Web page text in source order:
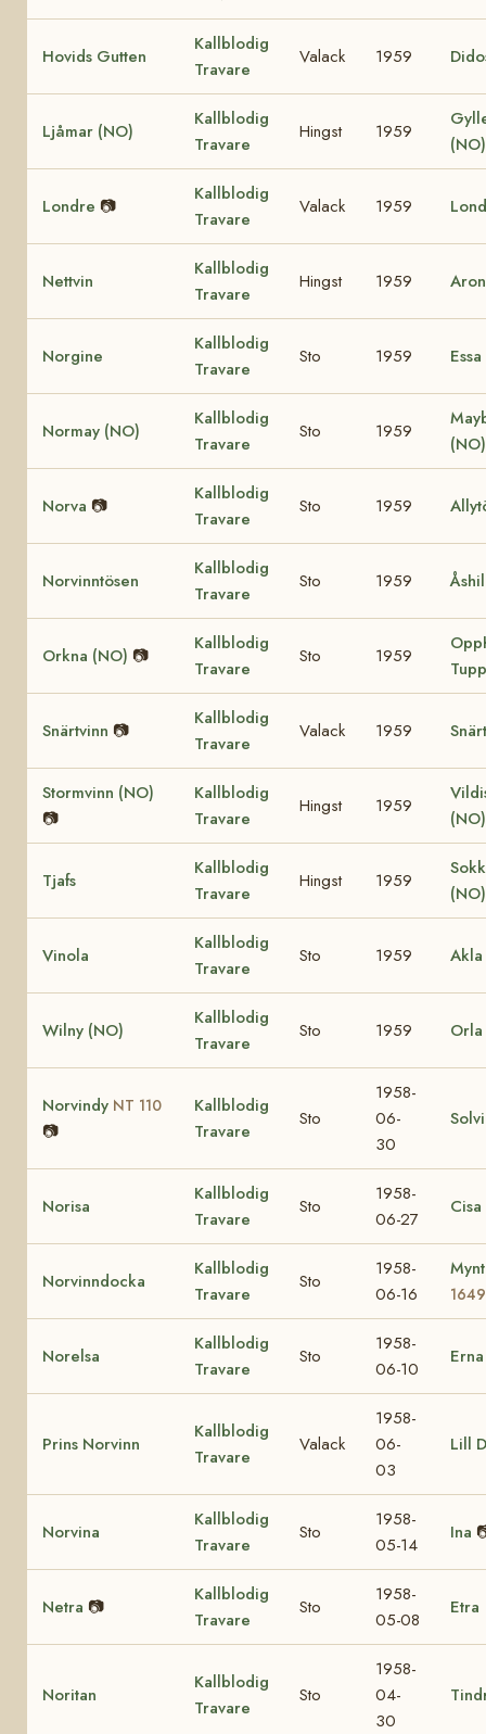
Hovids Gutten
Kallblodig
Travare
Valack 1959
Ljåmar (NO)
Kallblodig
Travare
Hingst 1959
Londre 📷
Kallblodig
Travare
Valack 1959
Nettvin
Kallblodig
Travare
Hingst 1959
Norgine
Kallblodig
Travare
Sto 1959 Essa
Normay (NO)
Kallblodig
Travare
Sto 1959
(NO)
Norva 📷
Kallblodig
Travare
Sto 1959
Norvinntösen
Kallblodig
Travare
Sto 1959
Orkna (NO) 📷
Kallblodig
Travare
Sto 1959
Snärtvinn 📷
Kallblodig
Travare
Valack 1959
Stormvinn (NO)
📷
Kallblodig
Travare
Hingst 1959
(NO)
Tjafs
Kallblodig
Travare
Hingst 1959
(NO)
Vinola
Kallblodig
Travare
Sto 1959 Akla
Wilny (NO)
Kallblodig
Travare
Sto 1959
Norvindy NT 110
📷
Kallblodig
Travare
Sto
1958-
06-
30
Norisa
Kallblodig
Travare
Sto
1958-
06-27
Cisa
Norvinndocka
Kallblodig
Travare
Sto
1958-
06-16
Norelsa
Kallblodig
Travare
Sto
1958-
06-10
Prins Norvinn
Kallblodig
Travare
Valack
1958-
06-
03
Lill
Norvina
Kallblodig
Travare
Sto
1958-
05-14
Ina
Netra 📷
Kallblodig
Travare
Sto
1958-
05-08
Etra
Noritan
Kallblodig
Travare
Sto
1958-
04-
30